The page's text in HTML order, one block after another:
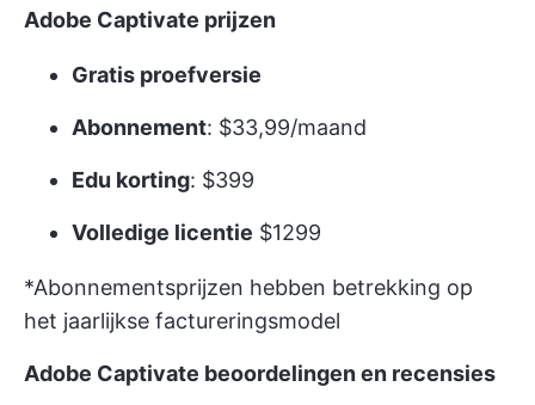
Adobe Captivate prijzen
Gratis proefversie
Abonnement: $33,99/maand
Edu korting: $399
Volledige licentie $1299
*Abonnementsprijzen hebben betrekking op
het jaarlijkse factureringsmodel
Adobe Captivate beoordelingen en recensies